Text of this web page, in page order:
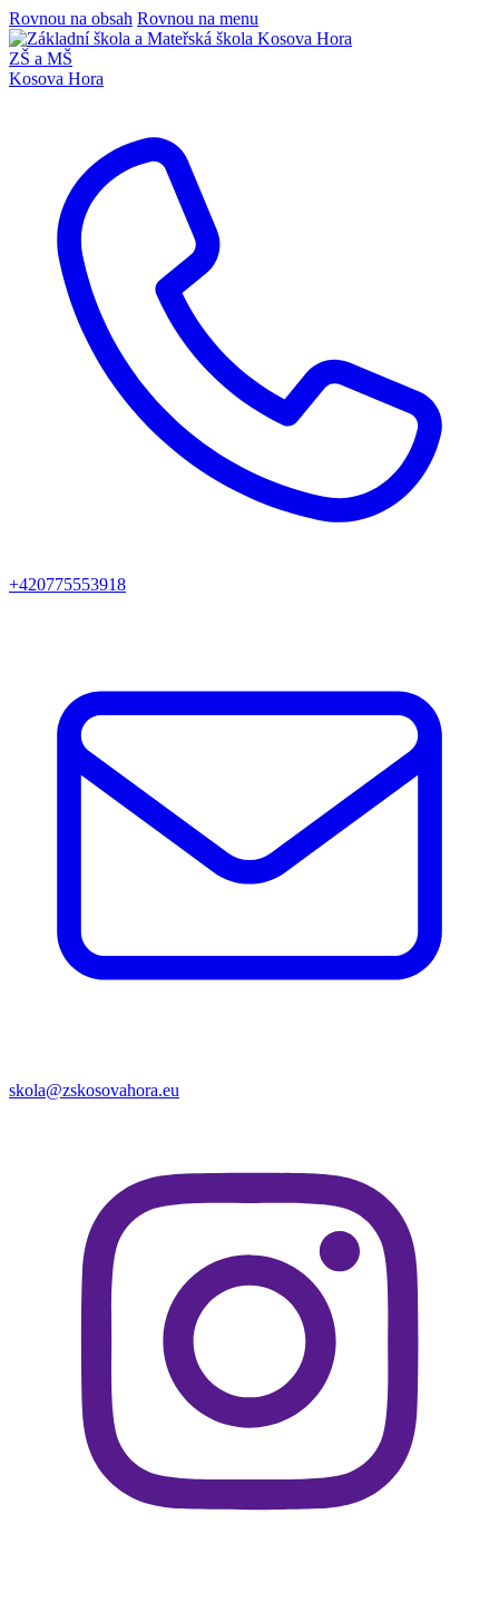
Rovnou na obsah Rovnou na menu
ZŠ a MŠ
Kosova Hora
+420775553918
skola@zskosovahora.eu